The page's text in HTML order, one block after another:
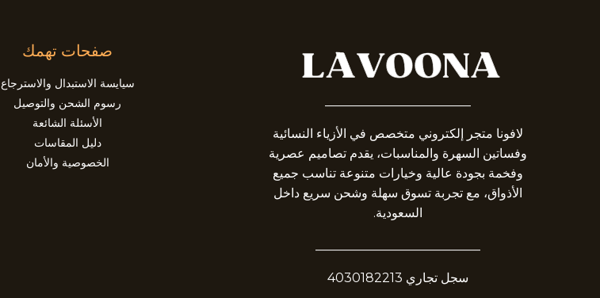
لافونا متجر إلكتروني متخصص في الأزياء النسائية
وفساتين السهرة والمناسبات، يقدم تصاميم عصرية
وفخمة بجودة عالية وخيارات متنوعة تناسب جميع
الأذواق، مع تجربة تسوق سهلة وشحن سريع داخل
السعودية.
سجل تجاري 4030182213
صفحات تهمك
سيايسة الاستبدال والاسترجاع
رسوم الشحن والتوصيل
الأسئلة الشائعة
دليل المقاسات
الخصوصية والأمان